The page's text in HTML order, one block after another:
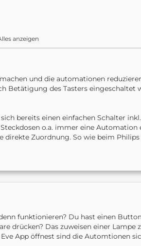
schalte Automation xxx an?
anzeigen
und die automationen
Betätigung des Tasters eingeschaltet
bereits einen einfachen Schalter
o.a. immer eine Automation
direkte Zuordnung. So wie beim
funktionieren? Du hast einen
drücken? Das zuweisen einer Lampe
App öffnest sind die Automtionen